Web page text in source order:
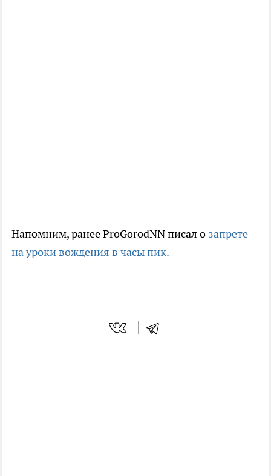
Напомним, ранее ProGorodNN писал о запрете
на уроки вождения в часы пик.